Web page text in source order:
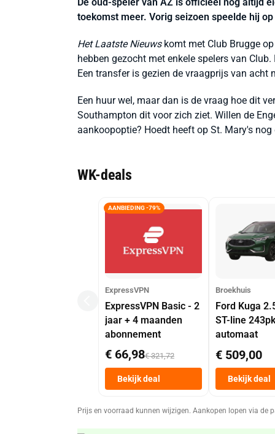
toekomst meer. Vorig seizoen speelde hij
Het Laatste Nieuwskomt met Club Brugge
hebben gezocht met enkele spelers van
Een transfer is gezien de vraagprijs van acht
Een huur wel, maar dan is de vraag hoe dit
Southampton dit voor zich ziet. Willen de
aankoopoptie? Hoedt heeft op St. Mary's
WK-deals
AANBIEDING -79%
ExpressVPN
ExpressVPN Basic - 2
jaar + 4 maanden
abonnement
€ 66,98€ 321,72
Bekijk deal
Broekhuis
Ford Kuga
ST-line 243pk
automaat
€ 509,00
Bekijk deal
Prijs en voorraad kunnen wijzigen. Aankopen lopen via de